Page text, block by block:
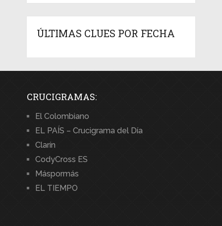
ÚLTIMAS CLUES POR FECHA
CRUCIGRAMAS:
El Colombiano
EL PAÍS – Crucigrama del Día
Clarín
CodyCross ES
Máspormás
EL TIEMPO